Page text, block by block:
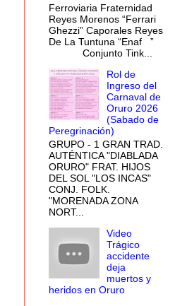
Ferroviaria Fraternidad
Reyes Morenos “Ferrari
Ghezzi” Caporales Reyes
De La Tuntuna “Enaf ”
Conjunto Tink...
Rol de
Ingreso del
Carnaval de
Oruro 2026
(Sabado de
Peregrinación)
GRUPO - 1 GRAN TRAD.
AUTÉNTICA "DIABLADA
ORURO" FRAT. HIJOS
DEL SOL "LOS INCAS"
CONJ. FOLK.
"MORENADA ZONA
NORT...
Video
Trágico
accidente
deja
muertos y
heridos en Oruro